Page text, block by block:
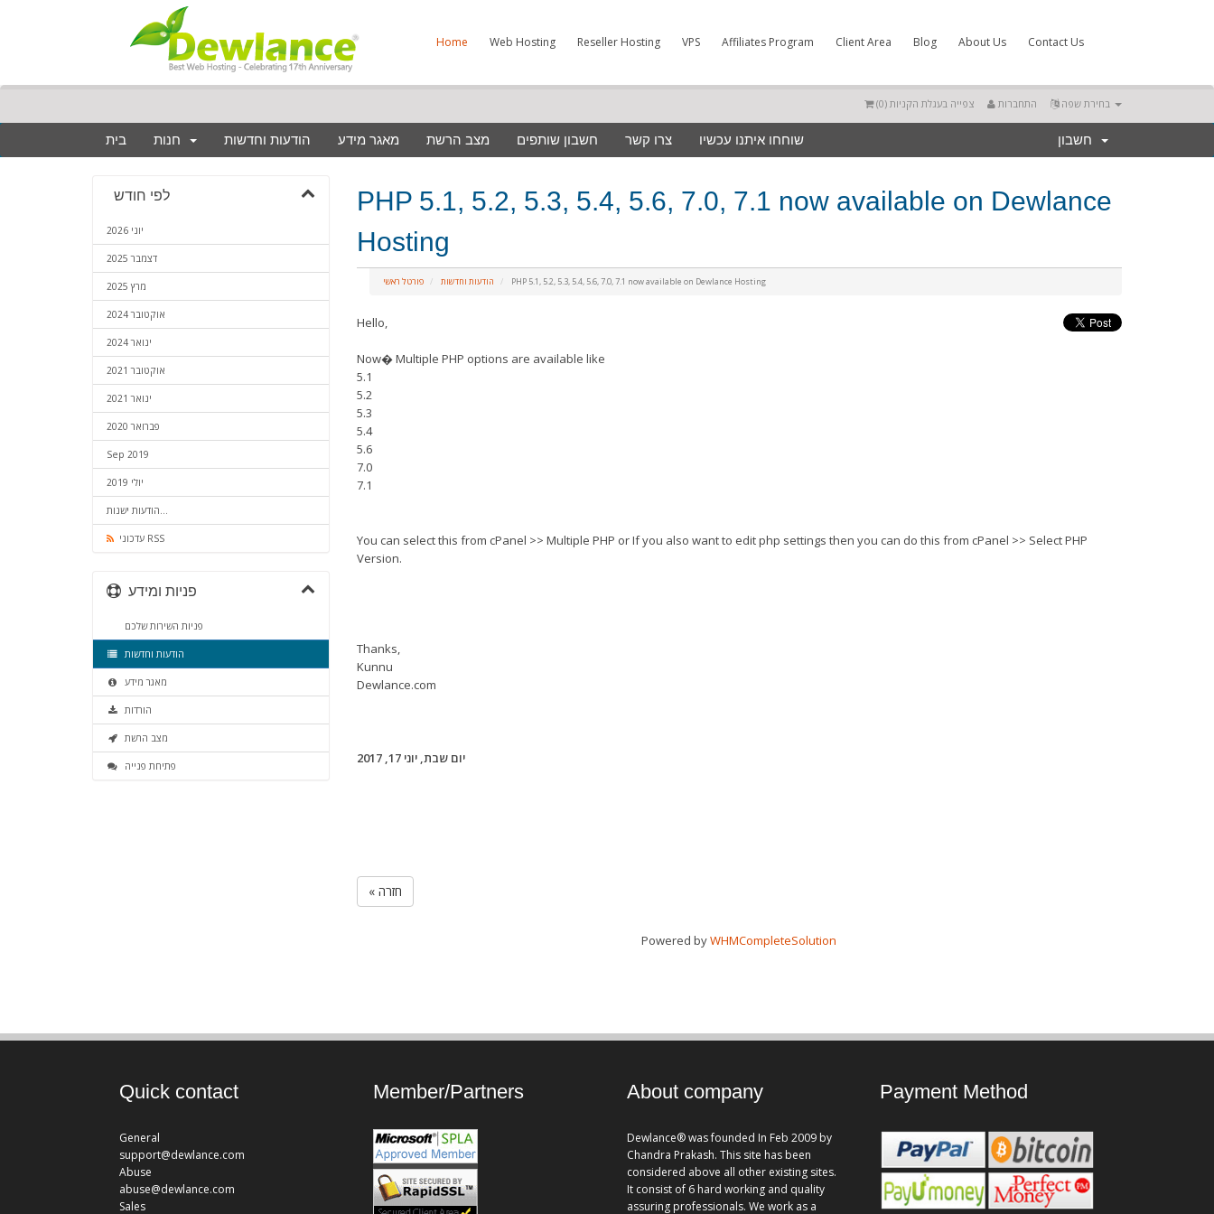
Home Web Hosting Reseller Hosting VPS Affiliates Program Client Area Blog About Us Contact Us
התחברות צפייה בעגלת הקניות (0
)
בית הודעות וחדשות מאגר מידע מצב הרשת חשבון שותפים צרו קשר שוחחו איתנו עכשיו
PHP 5.1, 5.2, 5.3, 5.4, 5.6, 7.0, 7.1 now available on Dewlance
Hosting
פורטל ראשי הודעות וחדשות PHP 5.1, 5.2, 5.3, 5.4, 5.6, 7.0, 7.1 now available on Dewlance Hosting
לפי חודש
יוני 2026
דצמבר 2025
מרץ 2025
אוקטובר 2024
ינואר 2024
אוקטובר 2021
ינואר 2021
פברואר 2020
Sep 2019
יולי 2019
הודעות ישנות...
עדכוני RSS
Hello,
Now� Multiple PHP options are available like
5.1
5.2
5.3
5.4
5.6
7.0
7.1
You can select this from cPanel >> Multiple PHP or If you also want to edit php settings then you can do this from cPanel >> Select PHP
Version.
Thanks,
Kunnu
Dewlance.com
יום שבת, יוני 17, 2017
« חזרה
Powered byWHMCompleteSolution
פניות ומידע
פניות השירות שלכם
הודעות וחדשות
מאגר מידע
הורדות
מצב הרשת
פתיחת פנייה
Quick contact
General
support@dewlance.com
Abuse
abuse@dewlance.com
Sales
Member/Partners About company
Dewlance® was founded In Feb 2009 by
Chandra Prakash. This site has been
considered above all other existing sites.
It consist of 6 hard working and quality
assuring professionals. We work as a
Payment Method